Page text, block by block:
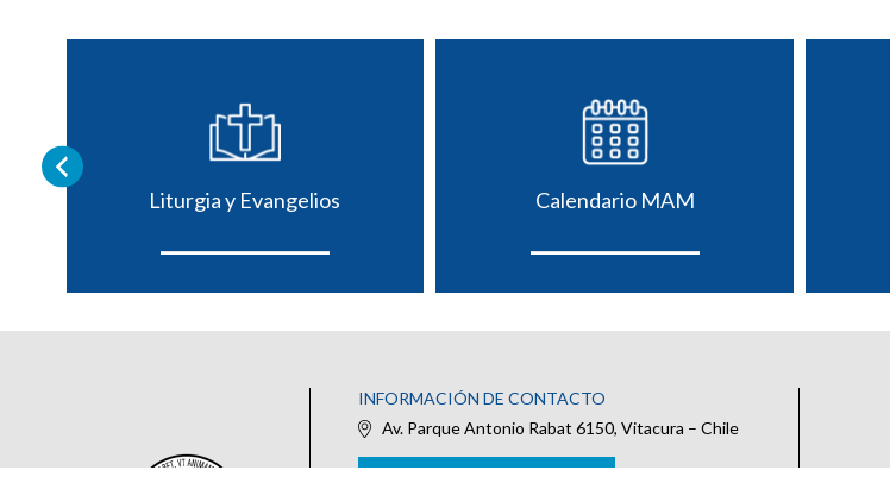
Liturgia y Evangelios Calendario MAM
INFORMACIÓN DE CONTACTO
Av. Parque Antonio Rabat 6150, Vitacura – Chile